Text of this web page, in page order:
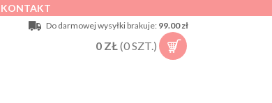
KONTAKT
Do darmowej wysyłki brakuje: 99.00 zł
0 ZŁ(0SZT.)